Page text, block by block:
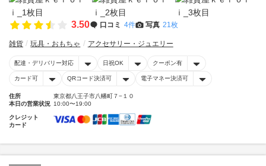
3.50 口コミ 4件 写真 21枚
雑貨 玩具・おもちゃ アクセサリー・ジュエリー
配達・デリバリー対応 日祝OK クーポン有
カード可 QRコード決済可 電子マネー決済可
住所
東京都八王子市八幡町７−１０
本日の営業状況 10:00〜19:00
クレジット
カード